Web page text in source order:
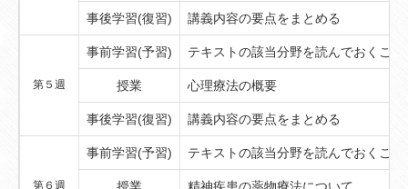
事後学習(復習) 講義内容の要点をまとめる
第５週
事前学習(予習) テキストの該当分野を読んでおくこと
授業 心理療法の概要
事後学習(復習) 講義内容の要点をまとめる
第６週
事前学習(予習) テキストの該当分野を読んでおくこと